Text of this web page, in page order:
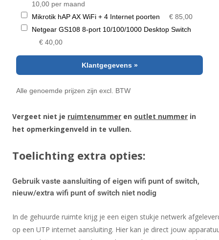
Vergeet niet je ruimtenummer en outlet nummer in
het opmerkingenveld in te vullen.
Toelichting extra opties:
Gebruik vaste aansluiting of eigen wifi punt of switch,
nieuw/extra wifi punt of switch niet nodig
In de gehuurde ruimte krijg je een eigen stukje netwerk
op een UTP internet aansluiting. Hier kan je direct jouw